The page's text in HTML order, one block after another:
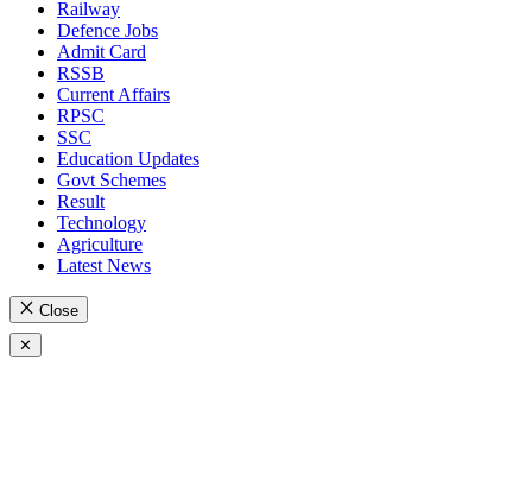
Railway
Defence Jobs
Admit Card
RSSB
Current Affairs
RPSC
SSC
Education Updates
Govt Schemes
Result
Technology
Agriculture
Latest News
Close
✕